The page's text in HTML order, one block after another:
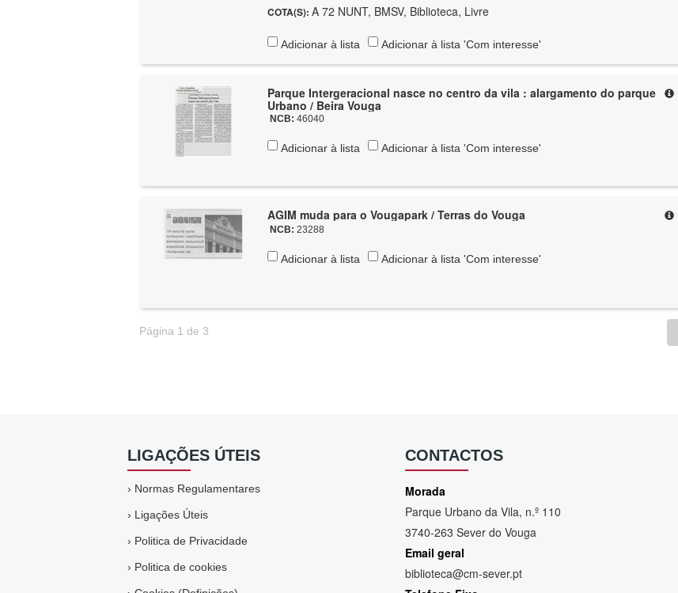
COTA(S):A 72 NUNT, BMSV, Biblioteca, Livre
Adicionar à lista Adicionar à lista 'Com interesse'
Parque Intergeracional nasce no centro da vila : alargamento do parque
Urbano / Beira Vouga
NCB:46040
Adicionar à lista Adicionar à lista 'Com interesse'
AGIM muda para o Vougapark / Terras do Vouga
NCB:23288
Adicionar à lista Adicionar à lista 'Com interesse'
Página 1 de 3
LIGAÇÕES ÚTEIS
› Normas Regulamentares
› Ligações Úteis
› Politica de Privacidade
› Politica de cookies
CONTACTOS
Morada
Parque Urbano da Vila, n.º 110
3740-263 Sever do Vouga
Email geral
biblioteca@cm-sever.pt